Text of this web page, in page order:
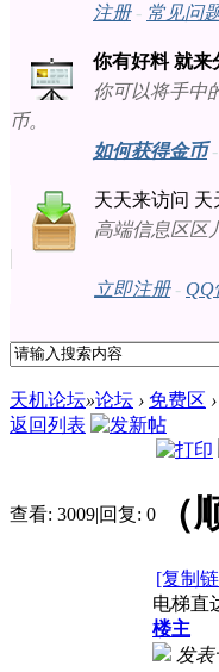
注册- 常见问
你有好料 就来
你可以将手中
币。
如何获得金币-
天天来访问 天
高端信息区区
立即注册-
天机论坛»论坛 › 免费区 ›
返回列表
查看: 3009|回复: 0
[复制
电梯直
楼主
发表